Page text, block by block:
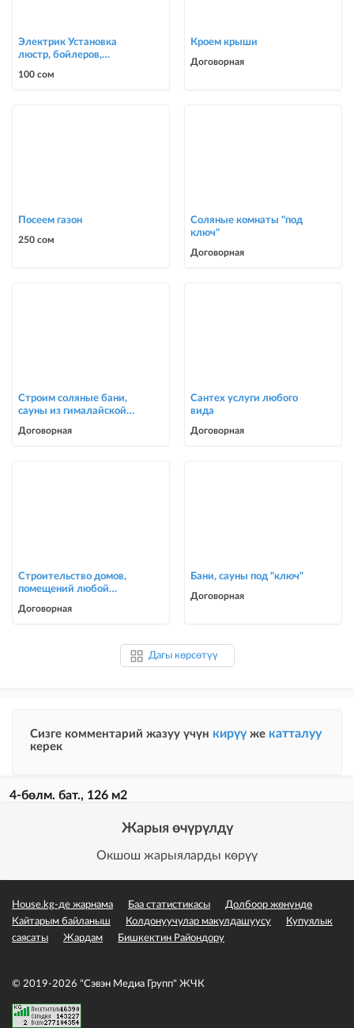
Электрик Установка
люстр, бойлеров,
0700303090
100 сом
Кроем крыши
Договорная
Посеем газон
250 сом
Соляные комнаты "под
ключ"
Договорная
Строим соляные бани,
сауны из гималайской
Договорная
Сантех услуги любого
вида
Договорная
Строительство домов,
помещений любой
Договорная
Бани, сауны под "ключ"
Договорная
Дагы көрсөтүү
Сизге комментарий жазуу үчүн кирүү же катталуу
керек
4-бөлм. бат., 126 м2
Жарыя өчүрүлдү
Окшош жарыяларды көрүү
House.kg-де жарнама Баа статистикасы
Долбоор жөнүндө
Кайтарым байланыш
Колдонуучулар макулдашуусу
Купуялык
саясаты
Жардам Бишкектин Райондору
© 2019-2026 "Сэвэн Медиа Групп" ЖЧК